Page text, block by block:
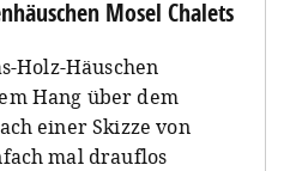
Mosel Chalets
Holz-Häuschen
Hang über dem
einer Skizze von
mal drauflos